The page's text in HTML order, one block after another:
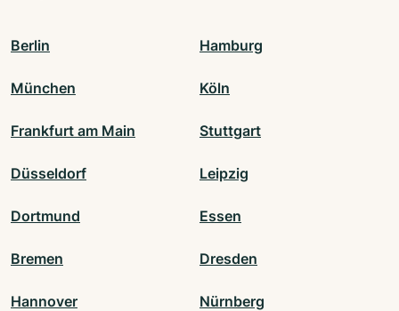
Berlin Hamburg
München Köln
Frankfurt am Main Stuttgart
Düsseldorf Leipzig
Dortmund Essen
Bremen Dresden
Hannover Nürnberg